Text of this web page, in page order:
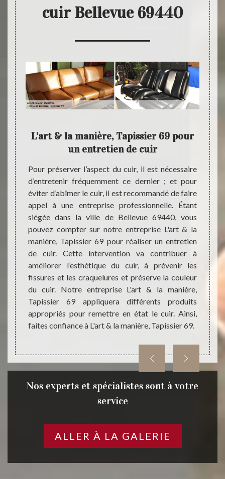
cuir Bellevue 69440
va
de
vous
ne
la
à
à
L'art & la manière, Tapissier 69 pour
un entretien de cuir
Pour préserver l’aspect du cuir, il est nécessaire
d’entretenir fréquemment ce dernier ; et pour
éviter d’abîmer le cuir, il est recommandé de faire
appel à une entreprise professionnelle. Étant
siégée dans la ville de Bellevue 69440, vous
pouvez compter sur notre entreprise L'art & la
manière, Tapissier 69 pour réaliser un entretien
de cuir. Cette intervention va contribuer à
améliorer l’esthétique du cuir, à prévenir les
fissures et les craquelures et préserve la couleur
du cuir. Notre entreprise L'art & la manière,
Tapissier 69 appliquera différents produits
appropriés pour remettre en état le cuir. Ainsi,
faites confiance à L'art & la manière, Tapissier 69.
Le
pour
à
de
la
cela
Nos experts et spécialistes sont à votre
service
ALLER À LA GALERIE